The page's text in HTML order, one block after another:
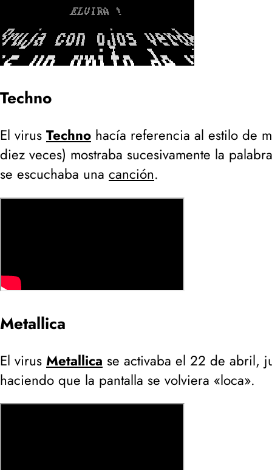
Techno
El virus Techno hacía referencia al estilo de
diez veces) mostraba sucesivamente la
se escuchaba una canción.
Metallica
El virus Metallica se activaba el 22 de abril,
haciendo que la pantalla se volviera «loca».